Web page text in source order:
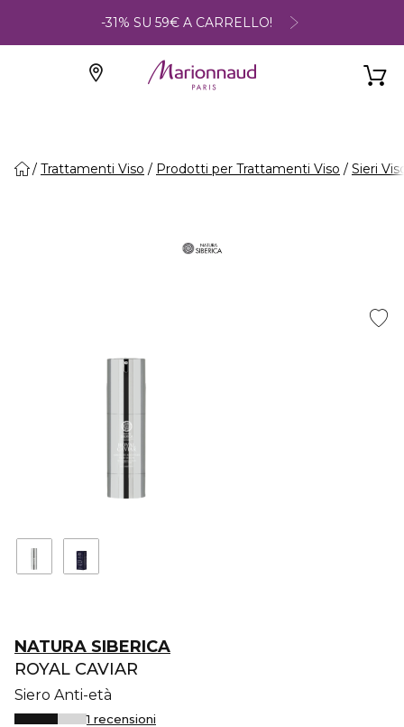
-31% SU 59€ A CARRELLO!
Trattamenti Viso Prodotti per Trattamenti Viso Sieri
NATURA SIBERICA
ROYAL CAVIAR
Siero Anti-età
1 recensioni